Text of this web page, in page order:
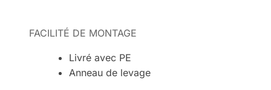
FACILITÉ DE MONTAGE
Livré avec PE
Anneau de levage